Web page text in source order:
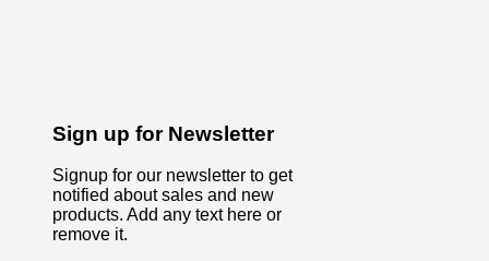
Sign up for Newsletter
Signup for our newsletter to get
notified about sales and new
products. Add any text here or
remove it.